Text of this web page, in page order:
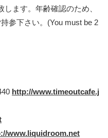
ます。年齢確認のため、
参下さい。(You must be 2
http://www.timeoutcafe.j
www.liquidroom.net